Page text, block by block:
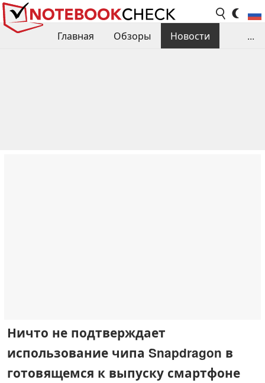
Главная Обзоры
Новости
...
Ничто не подтверждает
использование чипа Snapdragon в
готовящемся к выпуску смартфоне